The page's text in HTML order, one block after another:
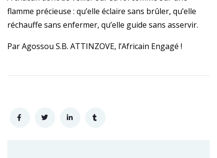
flamme précieuse : qu’elle éclaire sans brûler, qu’elle
réchauffe sans enfermer, qu’elle guide sans asservir.
Par Agossou S.B. ATTINZOVE, l’Africain Engagé !